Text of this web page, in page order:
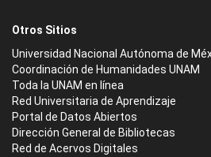
Otros Sitios
Universidad Nacional Autónoma de
Coordinación de Humanidades UNAM
Toda la UNAM en línea
Red Universitaria de Aprendizaje
Portal de Datos Abiertos
Dirección General de Bibliotecas
Red de Acervos Digitales